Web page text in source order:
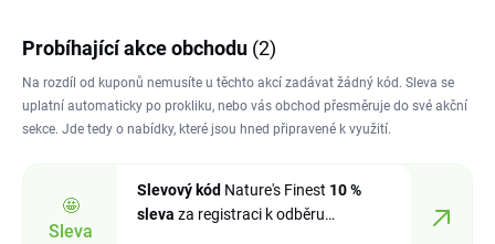
Probíhající akce obchodu (2)
Na rozdíl od kuponů nemusíte u těchto akcí zadávat žádný kód. Sleva se
uplatní automaticky po prokliku, nebo vás obchod přesměruje do své akční
sekce. Jde tedy o nabídky, které jsou hned připravené k využití.
🤩
Sleva
Slevový kód Nature's Finest 10 %
sleva za registraci k odběru